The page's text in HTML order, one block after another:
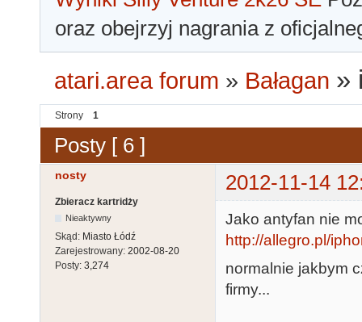
oraz obejrzyj nagrania z
atari.area forum » Bałagan »
Strony 1
Posty [ 6 ]
nosty 2012-11-14
Zbieracz kartridży
Nieaktywny
Skąd: Miasto Łódź
Zarejestrowany: 2002-08-20
Posty: 3,274
Jako antyfan nie
http://allegro.pl/
normalnie jakbym
firmy...